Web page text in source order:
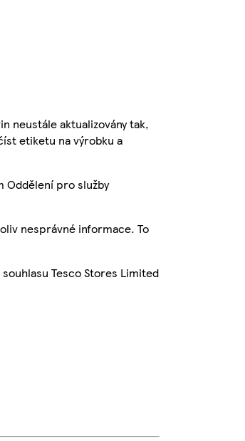
neustále aktualizovány tak,
etiketu na výrobku a
Oddělení pro služby
nesprávné informace. To
Tesco Stores Limited